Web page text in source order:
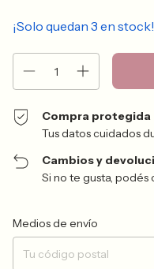
¡Solo quedan 3 en stock!
Compra protegida
Tus datos cuidados
Cambios y
Si no te gusta,
Entregas para el CP:
Medios de envío